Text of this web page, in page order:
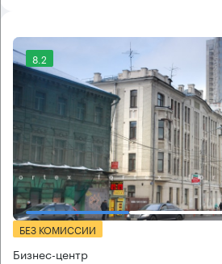
8.2
БЕЗ КОМИССИИ
Бизнес-центр